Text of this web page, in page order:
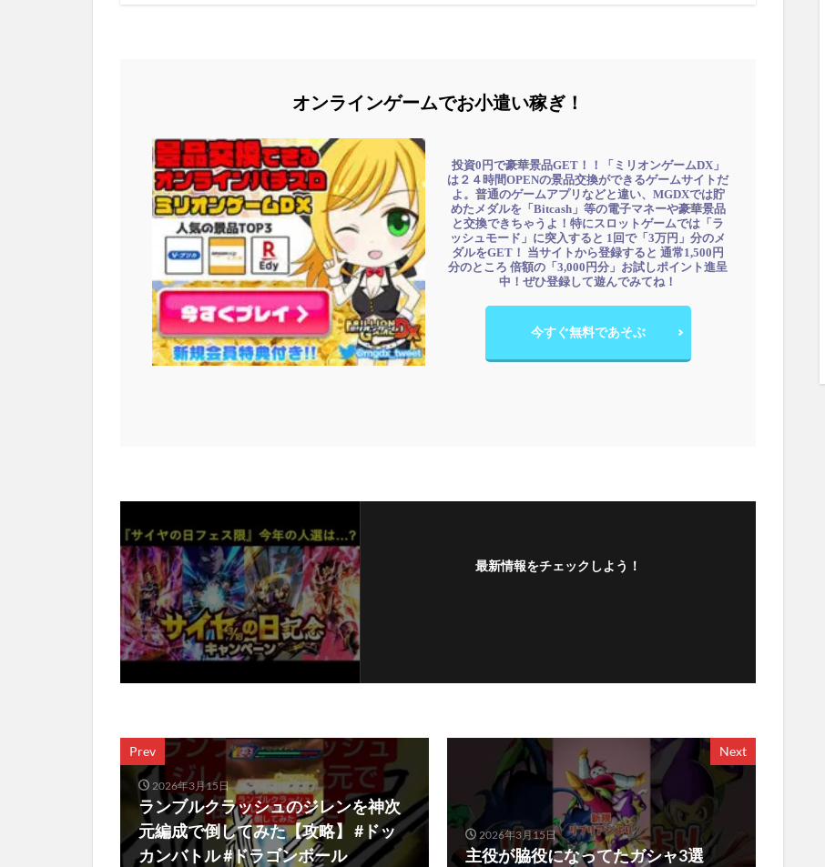
オンラインゲームでお小遣い稼ぎ！
投資0円で豪華景品GET！！「ミリオンゲームDX」
は２４時間OPENの景品交換ができるゲームサイトだ
よ。普通のゲームアプリなどと違い、MGDXでは貯
めたメダルを「Bitcash」等の電子マネーや豪華景品
と交換できちゃうよ！特にスロットゲームでは「ラ
ッシュモード」に突入すると 1回で「3万円」分のメ
ダルをGET！ 当サイトから登録すると 通常1,500円
分のところ 倍額の「3,000円分」お試しポイント進呈
中！ぜひ登録して遊んでみてね！
今すぐ無料であそぶ
最新情報をチェックしよう！
Prev
2026年3月15日
ランブルクラッシュのジレンを神次
元編成で倒してみた【攻略】 #ドッ
カンバトル #ドラゴンボール
Next
2026年3月15日
主役が脇役になってたガシャ3選